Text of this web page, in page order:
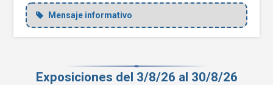
Mensaje informativo
Exposiciones del 3/8/26 al 30/8/26